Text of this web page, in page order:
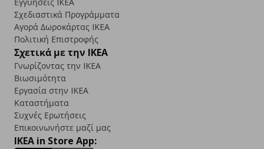
Σχεδιαστικά Προγράμματα
Αγορά Δωρoκάρτας IKEA
Πολιτική Επιστροφής
Σχετικά με την IKEA
Γνωρίζοντας την IKEA
Βιωσιμότητα
Εργασία στην IKEA
Καταστήματα
Συχνές Ερωτήσεις
Επικοινωνήστε μαζί μας
IKEA in Store App: